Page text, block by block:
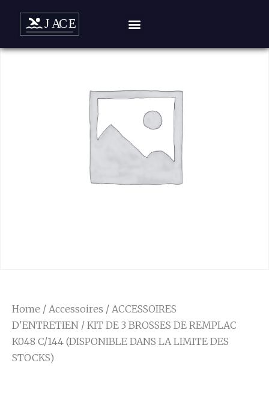
Home / Accessoires / ACCESSOIRES
D'ENTRETIEN / KIT DE 3 BROSSES DE REMPLAC
K048 C/144 (DISPONIBLE DANS LA LIMITE DES
STOCKS)